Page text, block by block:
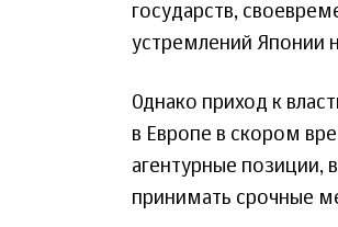
государств,
устремлений Японии
Однако приход к
в Европе в скором
агентурные позиции,
принимать срочные